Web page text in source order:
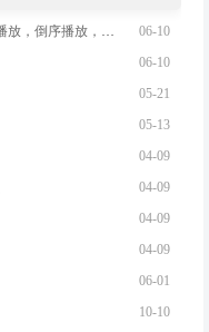
利用css逐帧动画steps实现js可控动画正序播放，倒序播放，暂停 06-10
06-10
05-21
05-13
04-09
04-09
04-09
04-09
06-01
10-10